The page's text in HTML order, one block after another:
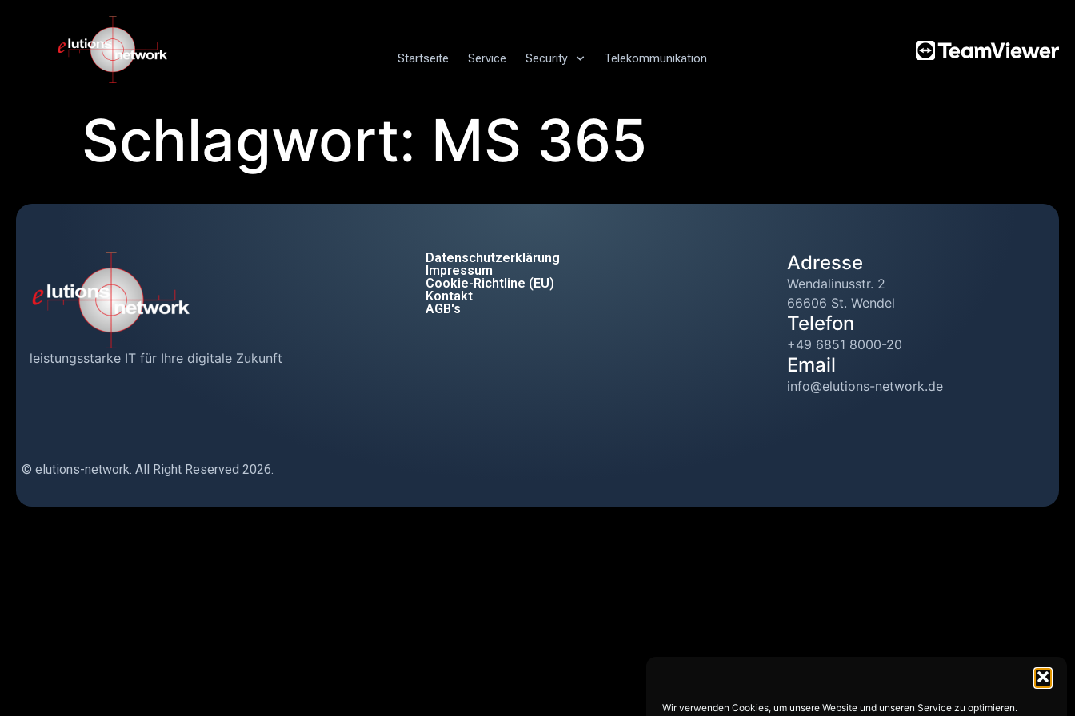
Wir verwenden Cookies, um unsere Website und unseren Service zu optimieren.
Startseite Service Security Telekommunikation
Schlagwort: MS 365
leistungsstarke IT für Ihre digitale Zukunft
Datenschutzerklärung
Impressum
Cookie-Richtline (EU)
Kontakt
AGB's
Adresse
Wendalinusstr. 2
66606 St. Wendel
Telefon
+49 6851 8000-20
Email
info@elutions-network.de
© elutions-network. All Right Reserved 2026.